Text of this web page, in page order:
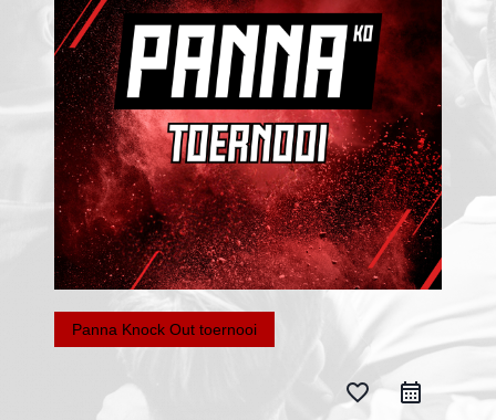
Panna Knock Out toernooi
favorite_border